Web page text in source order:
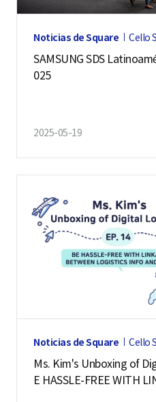
Noticias de Square Cello
SAMSUNG SDS
025
2025-05-19
Noticias de Square Cello
Ms. Kim's Unboxing of Digital
E HASSLE-FREE WITH